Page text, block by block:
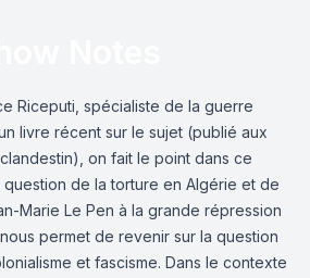
Riceputi, spécialiste de la guerre
livre récent sur le sujet (publié aux
on fait le point dans ce
de la torture en Algérie et de
Marie Le Pen à la grande répression
permet de revenir sur la question
et fascisme. Dans le contexte